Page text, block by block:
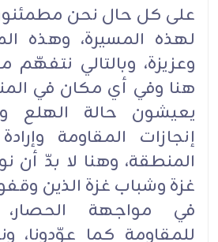
على كل حال نحن
لهذه المسيرة، وهذه
وعزيزة، وبالتالي
هنا وفي أي مكان في
يعيشون حالة الهلع
إنجازات المقاومة
المنطقة، وهنا لا بدّ أن
غزة وشباب غزة الذين
في مواجهة الحصار،
للمقاومة كما عوّدونا،